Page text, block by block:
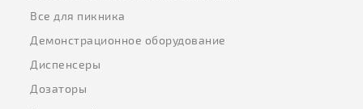
Все для пикника
Демонстрационное оборудование
Диспенсеры
Дозаторы